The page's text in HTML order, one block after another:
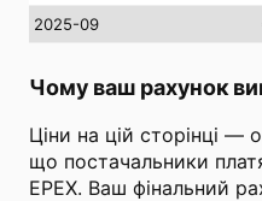
2025-09
Чому ваш рахунок
Ціни на цій сторінці —
що постачальники
EPEX. Ваш фінальний